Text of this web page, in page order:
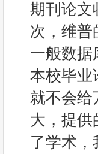
期刊论文
次，维普
一般数据
本校毕业
就不会给
大，提供
了学术